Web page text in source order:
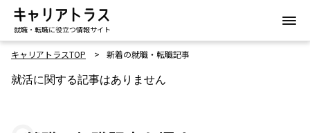
就職・転職に役立つ情報サイト
キャリアトラスTOP 新着の就職・転職記事
就活に関する記事はありません